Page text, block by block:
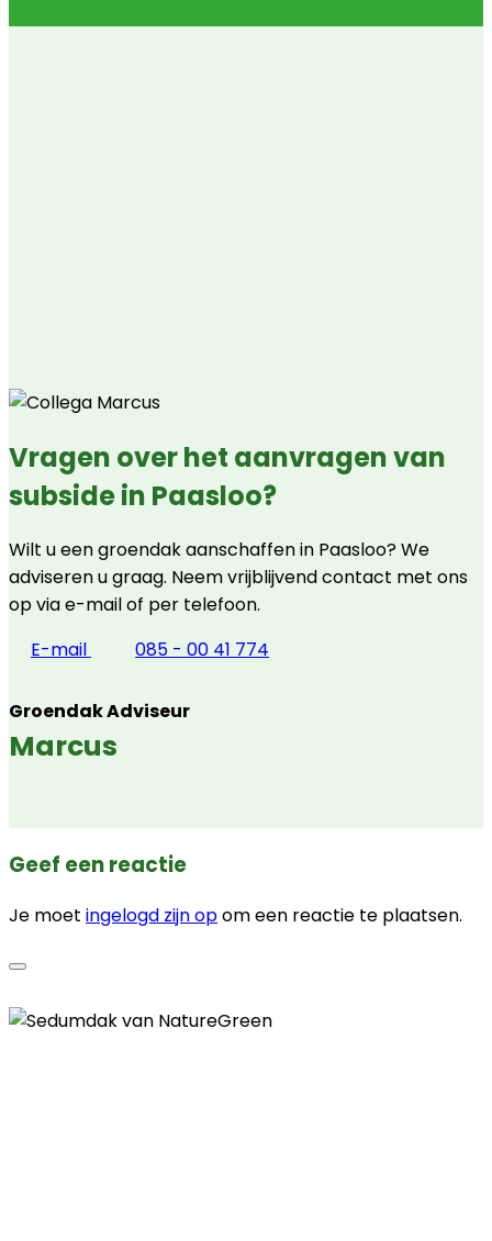
Vragen over het aanvragen van
subside in Paasloo?
Wilt u een groendak aanschaffen in Paasloo? We
adviseren u graag. Neem vrijblijvend contact met ons
op via e-mail of per telefoon.
E-mail
085 - 00 41 774
Groendak Adviseur
Marcus
Geef een reactie
Je moet ingelogd zijn opom een reactie te plaatsen.